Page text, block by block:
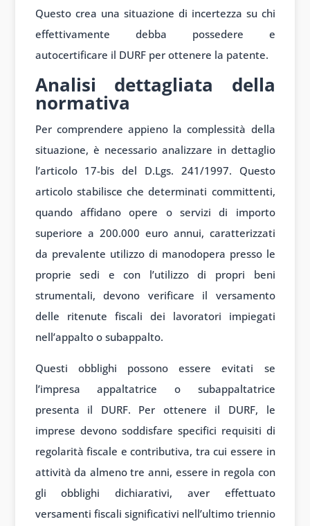
Questo crea una situazione di incertezza su chi
effettivamente debba possedere e
autocertificare il DURF per ottenere la patente.
Analisi dettagliata della
normativa
Per comprendere appieno la complessità della
situazione, è necessario analizzare in dettaglio
l’articolo 17-bis del D.Lgs. 241/1997. Questo
articolo stabilisce che determinati committenti,
quando affidano opere o servizi di importo
superiore a 200.000 euro annui, caratterizzati
da prevalente utilizzo di manodopera presso le
proprie sedi e con l’utilizzo di propri beni
strumentali, devono verificare il versamento
delle ritenute fiscali dei lavoratori impiegati
nell’appalto o subappalto.
Questi obblighi possono essere evitati se
l’impresa appaltatrice o subappaltatrice
presenta il DURF. Per ottenere il DURF, le
imprese devono soddisfare specifici requisiti di
regolarità fiscale e contributiva, tra cui essere in
attività da almeno tre anni, essere in regola con
gli obblighi dichiarativi, aver effettuato
versamenti fiscali significativi nell’ultimo triennio